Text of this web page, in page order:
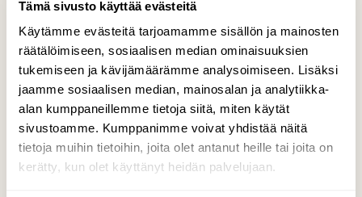
Tämä sivusto käyttää evästeitä
Käytämme evästeitä tarjoamamme sisällön ja mainosten
räätälöimiseen, sosiaalisen median ominaisuuksien
tukemiseen ja kävijämäärämme analysoimiseen. Lisäksi
jaamme sosiaalisen median, mainosalan ja analytiikka-
alan kumppaneillemme tietoja siitä, miten käytät
sivustoamme. Kumppanimme voivat yhdistää näitä
tietoja muihin tietoihin, joita olet antanut heille tai joita on
kerätty, kun olet käyttänyt heidän palvelujaan.
Kangasperhonen
Kangasperhonen lepää jäkälän peittämällä
oksalla.
Valokuvaaja: Markku Pelkonen, Jyväskylä